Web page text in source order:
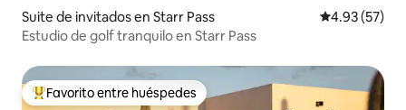
Suite de invitados en Starr Pass Calificación
4.93 (57)
Estudio de golf tranquilo en Starr Pass
Favorito entre huéspedes preferido
Favorito entre huéspedes